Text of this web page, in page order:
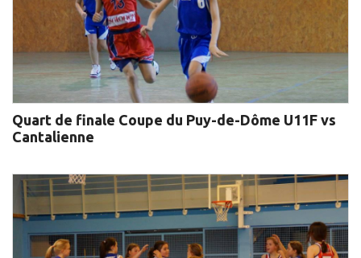
Quart de finale Coupe du Puy-de-Dôme U11F vs
Cantalienne